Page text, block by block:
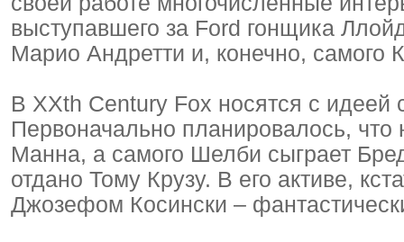
выступавшего за Ford гонщика
Марио Андретти и, конечно,
В XXth Century Fox носятся с
Первоначально планировалось,
Манна, а самого Шелби сыграет
отдано Тому Крузу. В его активе,
Джозефом Косински –